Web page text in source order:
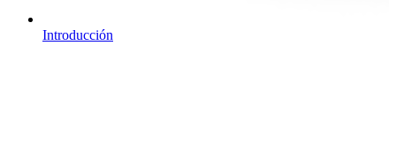
Introducción